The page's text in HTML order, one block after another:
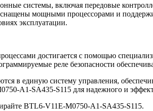
системы, включая передовые
мощными процессорами и
эксплуатации.
достигается с помощью
реле безопасности
в единую систему управления,
A1-SA435-S115 для надежного и
BTL6-V11E-M0750-A1-SA435-S115.